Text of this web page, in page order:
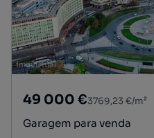
49 000 €3769,23 €/m²
Garagem para venda